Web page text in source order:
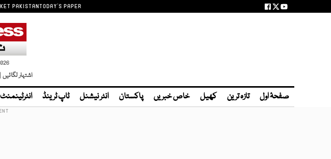
PAKISTANTODAY'S PAPER
اشتہار لگائیں |
صفحۂ اول تازہ ترین کھیل خاص خبریں پاکستان انٹر نیشنل ٹاپ ٹرینڈ انٹرٹینمنٹ